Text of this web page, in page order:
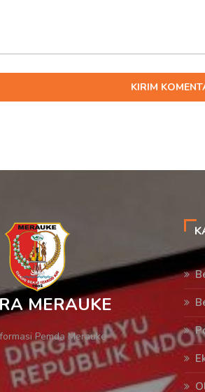
KIRIM
MERAUKE
Pemda Merauke